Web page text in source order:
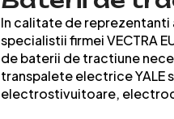
In calitate de reprezentanti
specialistii firmei VECTRA
de baterii de tractiune
transpalete electrice YALE
electrostivuitoare,